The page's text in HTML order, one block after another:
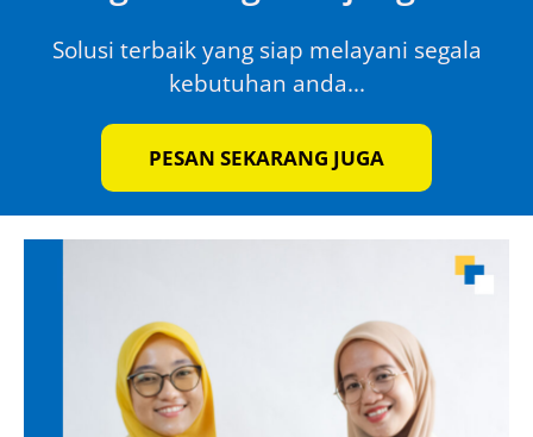
Solusi terbaik yang siap melayani segala
kebutuhan anda...
PESAN SEKARANG JUGA